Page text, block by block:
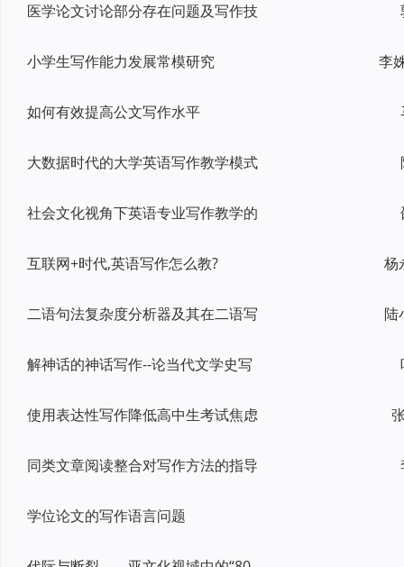
医学论文讨论部分存在问题及写作技
小学生写作能力发展常模研究
如何有效提高公文写作水平
大数据时代的大学英语写作教学模式
社会文化视角下英语专业写作教学的
互联网+时代,英语写作怎么教? 杨
二语句法复杂度分析器及其在二语写 陆
解神话的神话写作--论当代文学史写
使用表达性写作降低高中生考试焦虑
同类文章阅读整合对写作方法的指导
学位论文的写作语言问题